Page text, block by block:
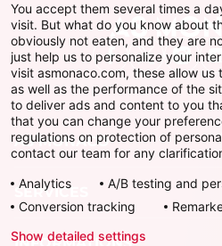
Facebook
X
AS MONACO
SERVICES
INFORMATIONS
You accept them several times a
visit. But what do you know about
obviously not eaten, and they are
just help us to personalize your
visit asmonaco.com, these allow
as well as the performance of the
to deliver ads and content to you
that you can change your
regulations on protection of
contact our team for any
Analytics
A/B testing and
Conversion tracking
Show detailed settings